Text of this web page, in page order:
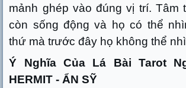
mảnh ghép vào đúng vị trí. Tâm
còn sống động và họ có thể
thứ mà trước đây họ không thể
Ý Nghĩa Của Lá Bài Tarot
HERMIT - ẨN SỸ